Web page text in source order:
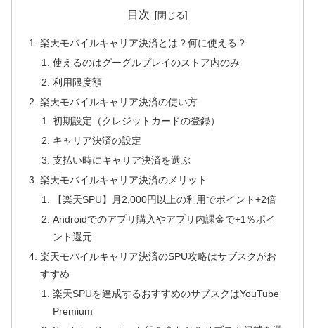
目次
楽天モバイルキャリア決済とは？何に使える？
使えるのはグーグルプレイのストア内のみ
利用限度額
楽天モバイルキャリア決済の使い方
初期設定（クレジットカードの登録）
キャリア決済の設定
支払い時にキャリア決済を選ぶ
楽天モバイルキャリア決済のメリット
【楽天SPU】月2,000円以上の利用でポイント+2倍
Androidでのアプリ購入やアプリ内課金で+1％ポイ
ント還元
楽天モバイルキャリア決済のSPU攻略はサブスクがお
すすめ
楽天SPUを達成するおすすめのサブスクはYouTube
Premium